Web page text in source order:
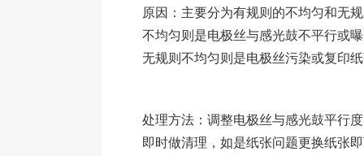
原因：主要分为有规则的不均匀和无
不均匀则是电极丝与感光鼓不平行或
无规则不均匀则是电极丝污染或复印
处理方法：调整电极丝与感光鼓平行
即时做清理，如是纸张问题更换纸张